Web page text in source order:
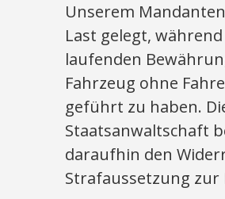
Unserem
Last gelegt,
laufenden
Fahrzeug ohne
geführt zu haben.
Staatsanwaltschaft
daraufhin den
Strafaussetzung zur